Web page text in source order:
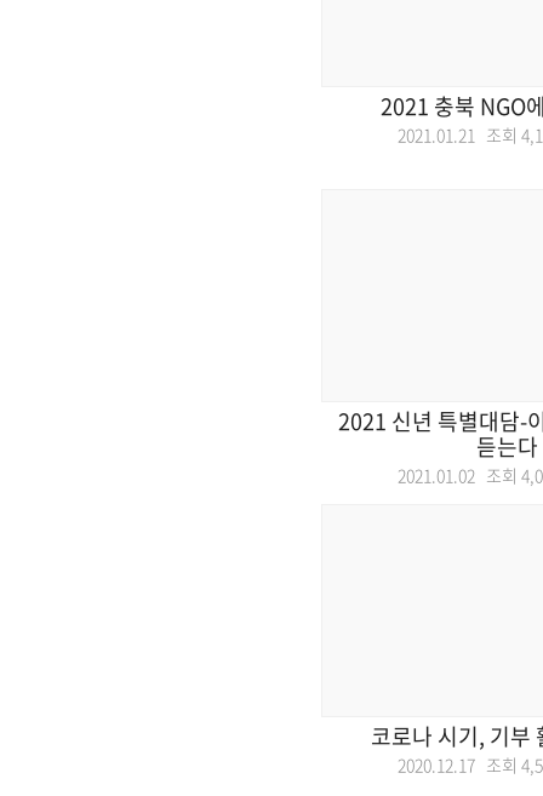
2021 충북 NGO
2021.01.21 조회
2021 신년 특별대담-
듣는다
2021.01.02 조회
코로나 시기, 기부
2020.12.17 조회